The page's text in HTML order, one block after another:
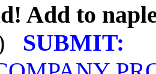
Add to
SUBMIT: